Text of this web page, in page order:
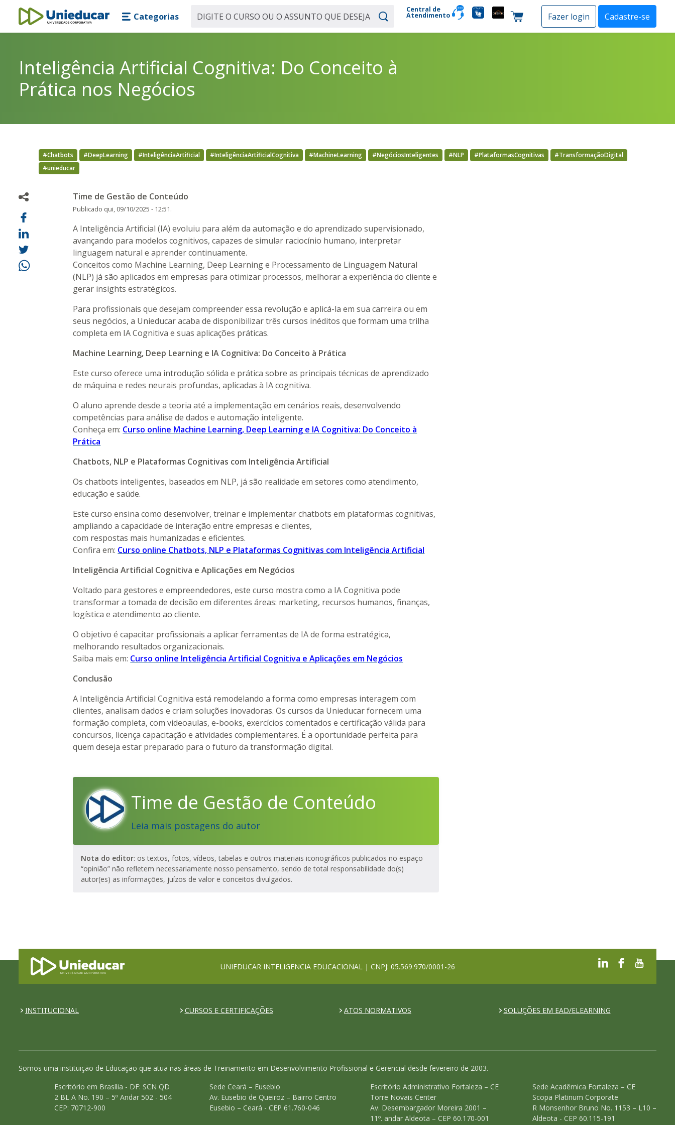
Skip main navigation
Skip to main content
Unieducar
Categorias
Central de
Atendimento Carrinho de compras
Fazer login Cadastre-se
Inteligência Artificial Cognitiva: Do Conceito à
Prática nos Negócios
#Chatbots #DeepLearning #InteligênciaArtificial #InteligênciaArtificialCognitiva #MachineLearning #NegóciosInteligentes #NLP #PlataformasCognitivas
#TransformaçãoDigital
#unieducar
Time de Gestão de Conteúdo
Publicado qui, 09/10/2025 - 12:51.
A Inteligência Artificial (IA) evoluiu para além da automação e do aprendizado supervisionado,
avançando para modelos cognitivos, capazes de simular raciocínio humano, interpretar
linguagem natural e aprender continuamente.
Conceitos como Machine Learning, Deep Learning e Processamento de Linguagem Natural
(NLP) já são aplicados em empresas para otimizar processos, melhorar a experiência do cliente e
gerar insights estratégicos.
Para profissionais que desejam compreender essa revolução e aplicá-la em sua carreira ou em
seus negócios, a Unieducar acaba de disponibilizar três cursos inéditos que formam uma trilha
completa em IA Cognitiva e suas aplicações práticas.
Machine Learning, Deep Learning e IA Cognitiva: Do Conceito à Prática
Este curso oferece uma introdução sólida e prática sobre as principais técnicas de aprendizado
de máquina e redes neurais profundas, aplicadas à IA cognitiva.
O aluno aprende desde a teoria até a implementação em cenários reais, desenvolvendo
competências para análise de dados e automação inteligente.
Conheça em: Curso online Machine Learning, Deep Learning e IA Cognitiva: Do Conceito à
Prática
Chatbots, NLP e Plataformas Cognitivas com Inteligência Artificial
Os chatbots inteligentes, baseados em NLP, já são realidade em setores como atendimento,
educação e saúde.
Este curso ensina como desenvolver, treinar e implementar chatbots em plataformas cognitivas,
ampliando a capacidade de interação entre empresas e clientes,
com respostas mais humanizadas e eficientes.
Confira em: Curso online Chatbots, NLP e Plataformas Cognitivas com Inteligência Artificial
Inteligência Artificial Cognitiva e Aplicações em Negócios
Voltado para gestores e empreendedores, este curso mostra como a IA Cognitiva pode
transformar a tomada de decisão em diferentes áreas: marketing, recursos humanos, finanças,
logística e atendimento ao cliente.
O objetivo é capacitar profissionais a aplicar ferramentas de IA de forma estratégica,
melhorando resultados organizacionais.
Saiba mais em: Curso online Inteligência Artificial Cognitiva e Aplicações em Negócios
Conclusão
A Inteligência Artificial Cognitiva está remodelando a forma como empresas interagem com
clientes, analisam dados e criam soluções inovadoras. Os cursos da Unieducar fornecem uma
formação completa, com videoaulas, e-books, exercícios comentados e certificação válida para
concursos, licença capacitação e atividades complementares. É a oportunidade perfeita para
quem deseja estar preparado para o futuro da transformação digital.
Time de Gestão de Conteúdo
Leia mais postagens do autor
Nota do editor: os textos, fotos, vídeos, tabelas e outros materiais iconográficos publicados no espaço
“opinião” não refletem necessariamente nosso pensamento, sendo de total responsabilidade do(s)
autor(es) as informações, juízos de valor e conceitos divulgados.
UNIEDUCAR INTELIGENCIA EDUCACIONAL | CNPJ: 05.569.970/0001-26
INSTITUCIONAL CURSOS E CERTIFICAÇÕES ATOS NORMATIVOS SOLUÇÕES EM EAD/ELEARNING
Somos uma instituição de Educação que atua nas áreas de Treinamento em Desenvolvimento Profissional e Gerencial desde fevereiro de 2003.
Escritório em Brasília - DF: SCN QD
2 BL A No. 190 – 5º Andar 502 - 504
CEP: 70712-900
Sede Ceará – Eusebio
Av. Eusebio de Queiroz – Bairro Centro
Eusebio – Ceará - CEP 61.760-046
Escritório Administrativo Fortaleza – CE
Torre Novais Center
Av. Desembargador Moreira 2001 –
11º. andar Aldeota – CEP 60.170-001
Sede Acadêmica Fortaleza – CE
Scopa Platinum Corporate
R Monsenhor Bruno No. 1153 – L10 –
Aldeota - CEP 60.115-191